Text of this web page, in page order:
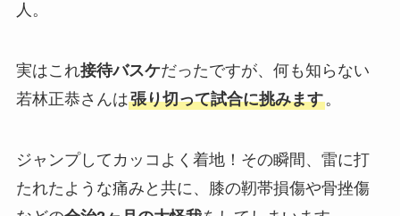
人。
実はこれ接待バスケだったですが、何も知らない
若林正恭さんは張り切って試合に挑みます。
ジャンプしてカッコよく着地！その瞬間、雷に打
たれたような痛みと共に、膝の靭帯損傷や骨挫傷